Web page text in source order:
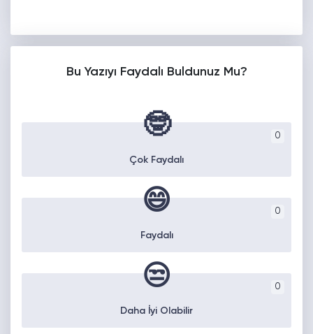
Bu Yazıyı Faydalı Buldunuz Mu?
0
🤓
Çok Faydalı
0
😄
Faydalı
0
😒
Daha İyi Olabilir